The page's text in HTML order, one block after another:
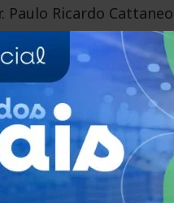
Paulo Ricardo
qual dispõe sobre
dos servidores
Servidores